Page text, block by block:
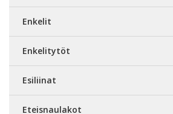
Enkelit
Enkelitytöt
Esiliinat
Eteisnaulakot